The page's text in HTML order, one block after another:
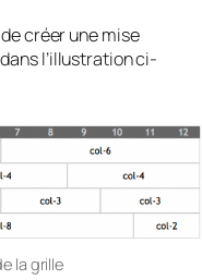
créer une mise
l’illustration ci-
la grille